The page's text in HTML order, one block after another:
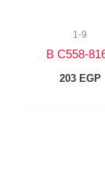
1-9
8160-B
203 EGP